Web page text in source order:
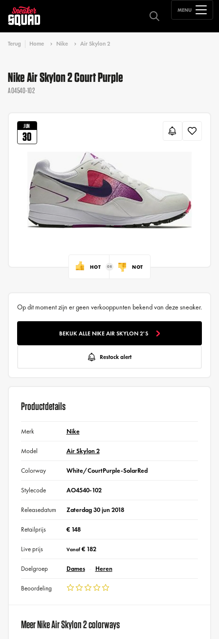
MENU
Terug Home Nike Air Skylon 2
Nike Air Skylon 2 Court Purple
AO4540-102
JUN
30
HOT NOT
Op dit moment zijn er geen verkooppunten bekend van deze sneaker.
BEKIJK ALLE NIKE AIR SKYLON 2'S
Restock alert
Productdetails
Merk Nike
Model Air Skylon 2
Colorway White/CourtPurple-SolarRed
Stylecode AO4540-102
Releasedatum Zaterdag 30 jun 2018
Retailprijs € 148
Live prijs Vanaf€ 182
Doelgroep Dames Heren
Beoordeling
Meer Nike Air Skylon 2 colorways